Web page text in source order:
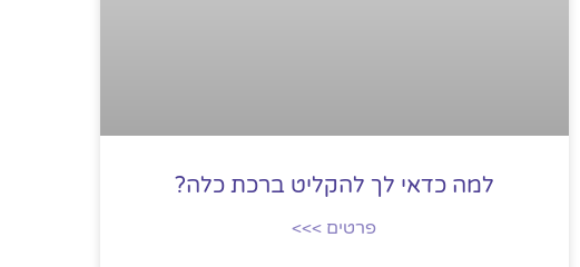
למה כדאי לך להקליט ברכת כלה?
פרטים >>>